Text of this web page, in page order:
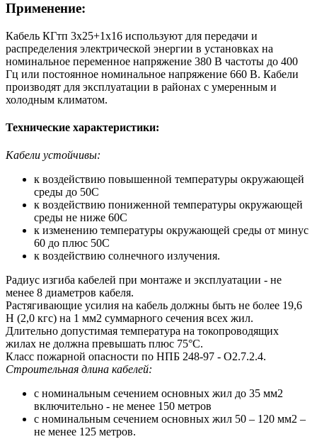
Применение:
Кабель КГтп 3х25+1х16 используют для передачи и
распределения электрической энергии в установках на
номинальное переменное напряжение 380 В частоты до 400
Гц или постоянное номинальное напряжение 660 В. Кабели
производят для эксплуатации в районах с умеренным и
холодным климатом.
Технические характеристики:
Кабели устойчивы:
к воздействию повышенной температуры окружающей
среды до 50С
к воздействию пониженной температуры окружающей
среды не ниже 60С
к изменению температуры окружающей среды от минус
60 до плюс 50С
к воздействию солнечного излучения.
Радиус изгиба кабелей при монтаже и эксплуатации - не
менее 8 диаметров кабеля.
Растягивающие усилия на кабель должны быть не более 19,6
Н (2,0 кгс) на 1 мм2 суммарного сечения всех жил.
Длительно допустимая температура на токопроводящих
жилах не должна превышать плюс 75°С.
Класс пожарной опасности по НПБ 248-97 - О2.7.2.4.
Строительная длина кабелей:
с номинальным сечением основных жил до 35 мм2
включительно - не менее 150 метров
с номинальным сечением основных жил 50 – 120 мм2 –
не менее 125 метров.